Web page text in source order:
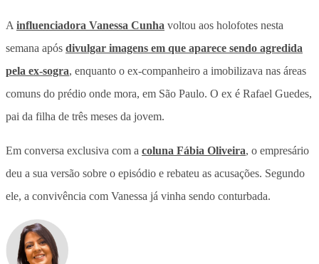
A influenciadora Vanessa Cunha voltou aos holofotes nesta
semana após divulgar imagens em que aparece sendo agredida
pela ex-sogra, enquanto o ex-companheiro a imobilizava nas áreas
comuns do prédio onde mora, em São Paulo. O ex é Rafael Guedes,
pai da filha de três meses da jovem.
Em conversa exclusiva com a coluna Fábia Oliveira, o empresário
deu a sua versão sobre o episódio e rebateu as acusações. Segundo
ele, a convivência com Vanessa já vinha sendo conturbada.